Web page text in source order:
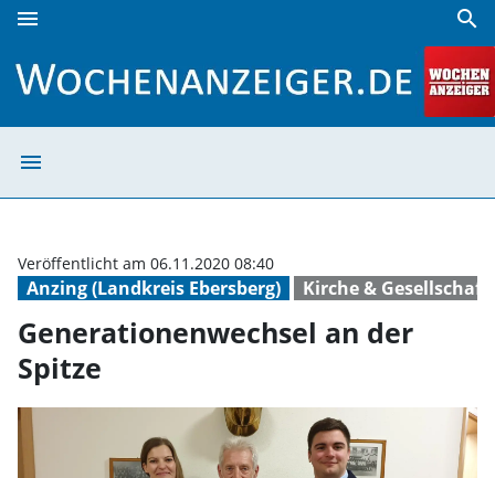
menu search
menu
Anzing (Landkreis Ebersberg) Kirche & Gesellschaft
Veröffentlicht am 06.11.2020 08:40
Generationenwechsel an der
Spitze